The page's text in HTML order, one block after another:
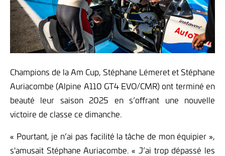
Champions de la Am Cup, Stéphane Lémeret et Stéphane
Auriacombe (Alpine A110 GT4 EVO/CMR) ont terminé en
beauté leur saison 2025 en s’offrant une nouvelle
victoire de classe ce dimanche.
« Pourtant, je n’ai pas facilité la tâche de mon équipier »,
s'amusait Stéphane Auriacombe. « J’ai trop dépassé les